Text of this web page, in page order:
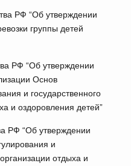
РФ “Об утверждении
группы детей
РФ “Об утверждении
Основ
и государственного
и оздоровления детей”
РФ “Об утверждении
и
отдыха и